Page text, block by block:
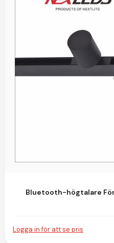
Bluetooth-högtalare
Logga in för att se pris